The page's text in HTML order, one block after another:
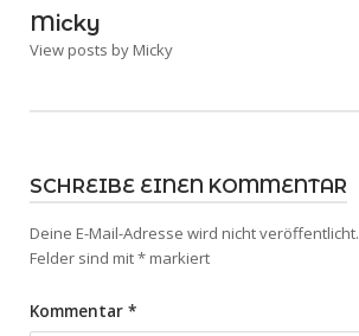
Micky
View posts by Micky
SCHREIBE EINEN KOMMENTAR
Deine E-Mail-Adresse wird nicht veröffentlicht.
Felder sind mit* markiert
Kommentar *